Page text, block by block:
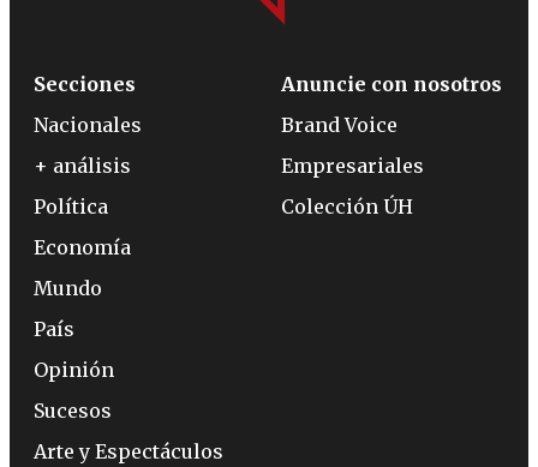
Secciones
Nacionales
+ análisis
Política
Economía
Mundo
País
Opinión
Sucesos
Arte y Espectáculos
Anuncie con nosotros
Brand Voice
Empresariales
Colección ÚH